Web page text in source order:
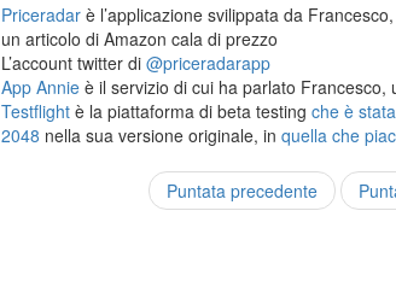
Priceradar è l’applicazione svilippata da
un articolo di Amazon cala di prezzo
L’account twitter di @priceradarapp
App Annie è il servizio di cui ha parlato Francesco,
Testflight è la piattaforma di beta testing che è
2048 nella sua versione originale, in quella che
Puntata precedente